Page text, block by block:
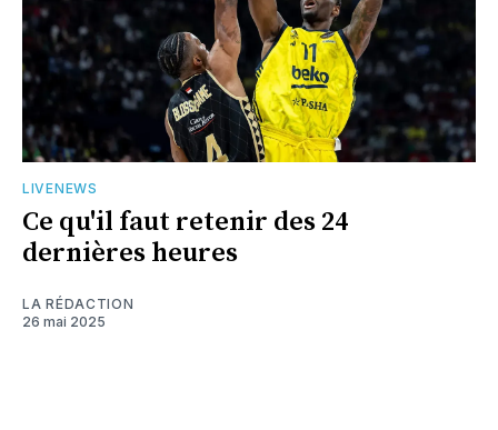
LIVENEWS
Ce qu'il faut retenir des 24
dernières heures
LA RÉDACTION
26 mai 2025